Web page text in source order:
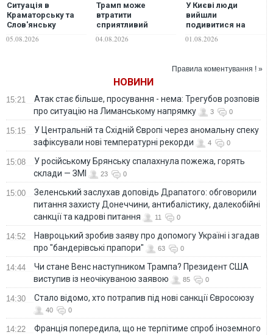
Ситуація в
Краматорську та
Слов'янську
погіршується з
кожним днем, –
05.08.2026
Трамп може
втратити
сприятливий
момент для
завершення війни
04.08.2026
У Києві люди
вийшли
подивитися на
наслідки удару — в
той момент росіяни
01.08.2026
Правила коментування ! »
НОВИНИ
15:21
Атак стає більше, просування - нема: Трегубов розповів
про ситуацію на Лиманському напрямку
3 0
15:15
У Центральній та Східній Європі через аномальну спеку
зафіксували нові температурні рекорди
4 0
15:08
У російському Брянську спалахнула пожежа, горять
склади — ЗМІ
23 0
15:00
Зеленський заслухав доповідь Драпатого: обговорили
питання захисту Донеччини, антибалістику, далекобійні
санкції та кадрові питання
11 0
14:52
Навроцький зробив заяву про допомогу Україні і згадав
про "бандерівські прапори"
63 0
14:44
Чи стане Венс наступником Трампа? Президент США
виступив із неочікуваною заявою
85 0
14:30 Стало відомо, хто потрапив під нові санкції Євросоюзу
40 0
14:22 Франція попередила, що не терпітиме спроб іноземного